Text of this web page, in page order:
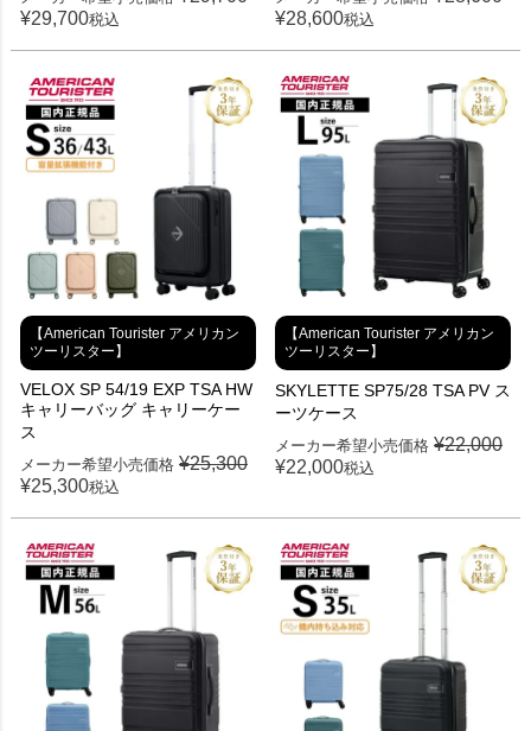
¥29,700税込
¥28,600税込
【American Tourister アメリカン
ツーリスター】
VELOX SP 54/19 EXP TSA HW
キャリーバッグ キャリーケー
ス
メーカー希望小売価格 ¥25,300
¥25,300税込
【American Tourister アメリカン
ツーリスター】
SKYLETTE SP75/28 TSA PV ス
ーツケース
メーカー希望小売価格 ¥22,000
¥22,000税込